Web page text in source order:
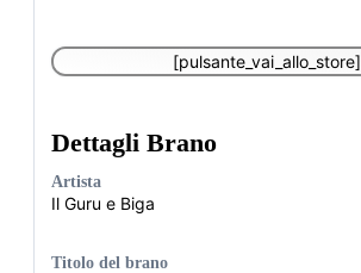
[pulsante_vai_allo_store]
Dettagli Brano
Artista
Il Guru e Biga
Titolo del brano